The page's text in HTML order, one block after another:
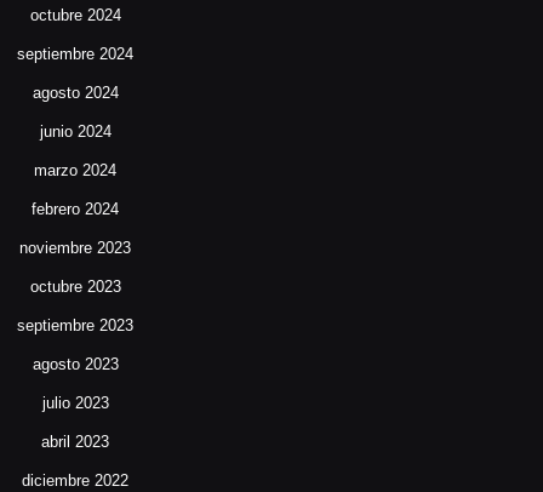
octubre 2024
septiembre 2024
agosto 2024
junio 2024
marzo 2024
febrero 2024
noviembre 2023
octubre 2023
septiembre 2023
agosto 2023
julio 2023
abril 2023
diciembre 2022